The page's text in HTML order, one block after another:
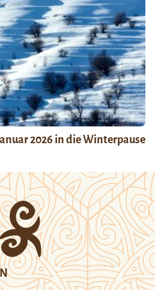
2026 in die Winterpause